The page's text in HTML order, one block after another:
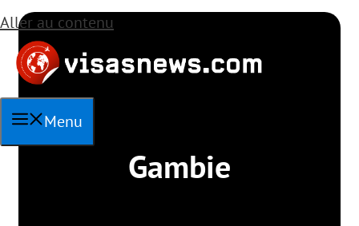
Aller au contenu
Menu
Gambie